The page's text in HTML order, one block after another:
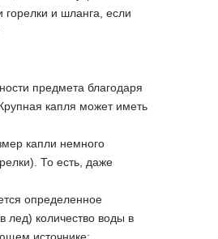
горелки и шланга, если
предмета благодаря
капля может иметь
капли немного
То есть, даже
определенное
лед) количество воды в
источнике: